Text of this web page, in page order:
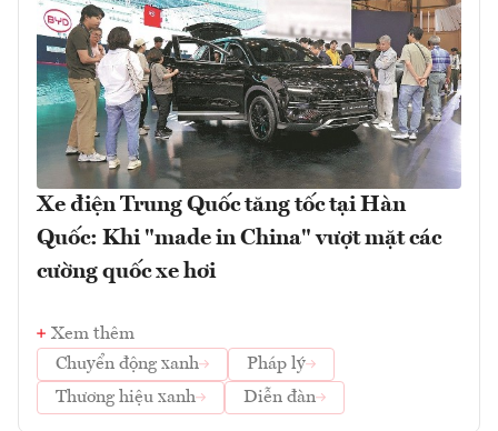
Xe điện Trung Quốc tăng tốc tại Hàn
Quốc: Khi "made in China" vượt mặt các
cường quốc xe hơi
Xem thêm
Chuyển động xanh
Pháp lý
Thương hiệu xanh
Diễn đàn